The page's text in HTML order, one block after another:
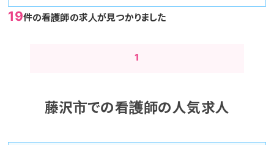
19件の看護師の求人が見つかりました
1
藤沢市での看護師の人気求人